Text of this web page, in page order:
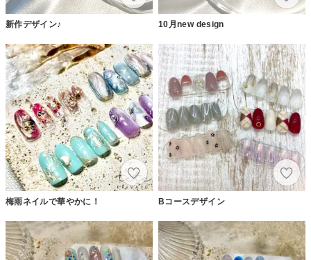
新作デザイン♪ 10月new design
梅雨ネイルで華やかに！ Bコースデザイン